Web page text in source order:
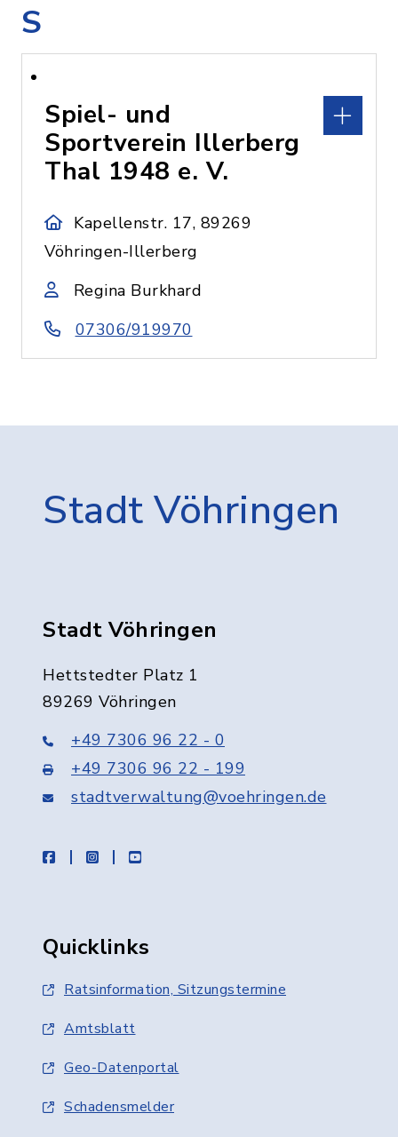
S
Spiel- und
Sportverein Illerberg
Thal 1948 e. V.
Kapellenstr. 17, 89269
Vöhringen-Illerberg
Regina Burkhard
07306/919970
Stadt Vöhringen
Stadt Vöhringen
Hettstedter Platz 1
89269 Vöhringen
+49 7306 96 22 - 0
+49 7306 96 22 - 199
stadtverwaltung@voehringen.de
facebookinstagramyoutube
Quicklinks
Ratsinformation, Sitzungstermine
Amtsblatt
Geo-Datenportal
Schadensmelder